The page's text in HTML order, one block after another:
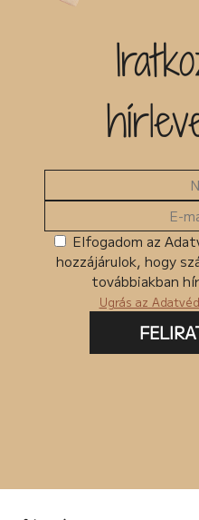
Elfogadom az
hozzájárulok, hogy
továbbiakban
Ugrás az